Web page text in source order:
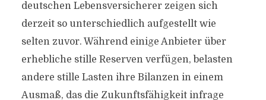
deutschen Lebensversicherer zeigen sich
derzeit so unterschiedlich aufgestellt wie
selten zuvor. Während einige Anbieter über
erhebliche stille Reserven verfügen, belasten
andere stille Lasten ihre Bilanzen in einem
Ausmaß, das die Zukunftsfähigkeit infrage